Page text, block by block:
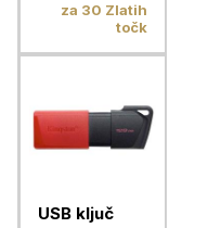
za 30 Zlatih
točk
USB ključ